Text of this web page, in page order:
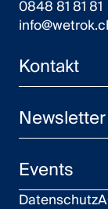
0848 81 81 81
Kontakt
Newsletter
Events
Datenschutz